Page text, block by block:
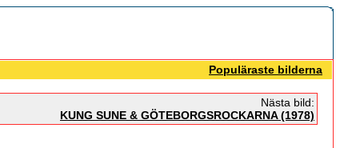
Populäraste bilderna
Nästa bild:
KUNG SUNE & GÖTEBORGSROCKARNA (1978)